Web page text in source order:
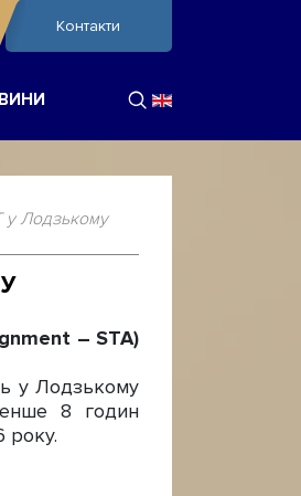
Контакти
у Лодзькому
– STA)
у Лодзькому
8 годин
року.